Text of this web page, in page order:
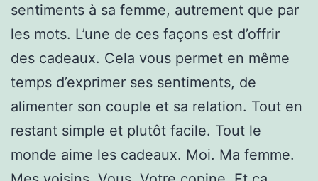
sentiments à sa femme, autrement que par
les mots. L’une de ces façons est d’offrir
des cadeaux. Cela vous permet en même
temps d’exprimer ses sentiments, de
alimenter son couple et sa relation. Tout en
restant simple et plutôt facile. Tout le
monde aime les cadeaux. Moi. Ma femme.